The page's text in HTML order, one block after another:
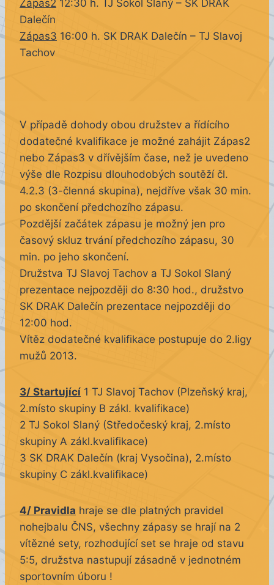
Zápas2 12:30 h. TJ Sokol Slaný – SK DRAK
Dalečín
Zápas3 16:00 h. SK DRAK Dalečín – TJ Slavoj
Tachov
V případě dohody obou družstev a řídícího
dodatečné kvalifikace je možné zahájit Zápas2
nebo Zápas3 v dřívějším čase, než je uvedeno
výše dle Rozpisu dlouhodobých soutěží čl.
4.2.3 (3-členná skupina), nejdříve však 30 min.
po skončení předchozího zápasu.
Pozdější začátek zápasu je možný jen pro
časový skluz trvání předchozího zápasu, 30
min. po jeho skončení.
Družstva TJ Slavoj Tachov a TJ Sokol Slaný
prezentace nejpozději do 8:30 hod., družstvo
SK DRAK Dalečín prezentace nejpozději do
12:00 hod.
Vítěz dodatečné kvalifikace postupuje do 2.ligy
mužů 2013.
3/ Startující 1 TJ Slavoj Tachov (Plzeňský kraj,
2.místo skupiny B zákl. kvalifikace)
2 TJ Sokol Slaný (Středočeský kraj, 2.místo
skupiny A zákl.kvalifikace)
3 SK DRAK Dalečín (kraj Vysočina), 2.místo
skupiny C zákl.kvalifikace)
4/ Pravidla hraje se dle platných pravidel
nohejbalu ČNS, všechny zápasy se hrají na 2
vítězné sety, rozhodující set se hraje od stavu
5:5, družstva nastupují zásadně v jednotném
sportovním úboru !